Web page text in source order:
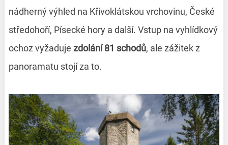
nádherný výhled na Křivoklátskou vrchovinu, České
středohoří, Písecké hory a další. Vstup na vyhlídkový
ochoz vyžaduje zdolání 81 schodů, ale zážitek z
panoramatu stojí za to.